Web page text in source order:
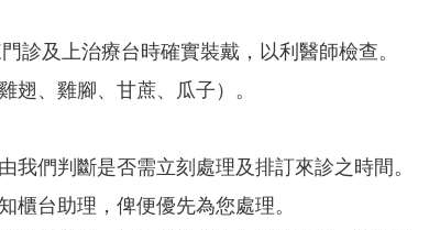
診及上治療台時確實裝戴，以利醫師檢查。
翅、雞腳、甘蔗、瓜子）。
們判斷是否需立刻處理及排訂來診之時間。
櫃台助理，俾便優先為您處理。